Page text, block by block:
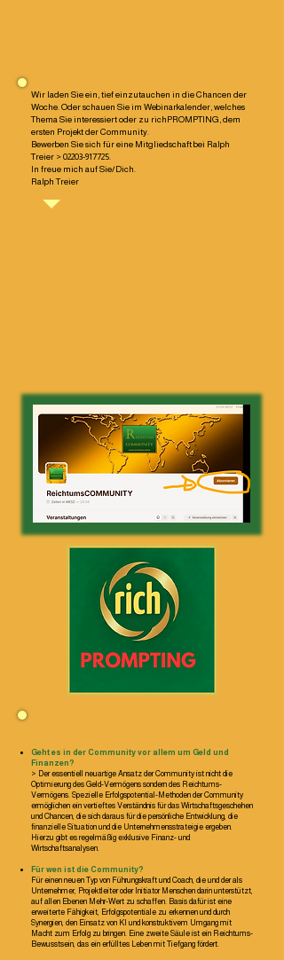
Wir laden Sie ein, tief einzutauchen in die Chancen der
Woche. Oder schauen Sie im Webinarkalender, welches
Thema Sie interessiert oder zu richPROMPTING, dem
ersten Projekt der Community.
Bewerben Sie sich für eine Mitgliedschaft bei Ralph
Treier > 02203-917725.
In freue mich auf Sie/Dich.
Ralph Treier
Geht es in der Community vor allem um Geld und
Finanzen?
> Der essentiell neuartige Ansatz der Community ist nicht die
Optimierung des Geld-Vermögens sondern des Reichtums-
Vermögens. Spezielle Erfolgspotential-Methoden der Community
ermöglichen ein vertieftes Verständnis für das Wirtschaftsgeschehen
und Chancen, die sich daraus für die persönliche Entwicklung, die
finanzielle Situation und die Unternehmensstrateigie ergeben.
Hierzu gibt es regelmäßig exklusive Finanz- und
Wirtschaftsanalysen.
Für wen ist die Community?
Für einen neuen Typ von Führungskraft und Coach, die und der als
Unternehmer, Projektleiter oder Initiator Menschen darin unterstützt,
auf allen Ebenen Mehr-Wert zu schaffen. Basis dafür ist eine
erweiterte Fähigkeit, Erfolgspotentiale zu erkennen und durch
Synergien, den Einsatz von KI und konstruktivem Umgang mit
Macht zum Erfolg zu bringen. Eine zweite Säule ist ein Reichtums-
Bewusstsein, das ein erfülltes Leben mit Tiefgang fördert.